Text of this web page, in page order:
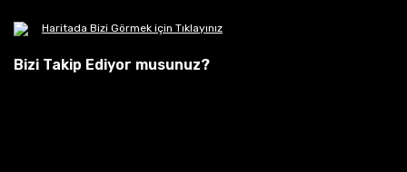
Haritada Bizi Görmek için Tıklayınız
Bizi Takip Ediyor musunuz?